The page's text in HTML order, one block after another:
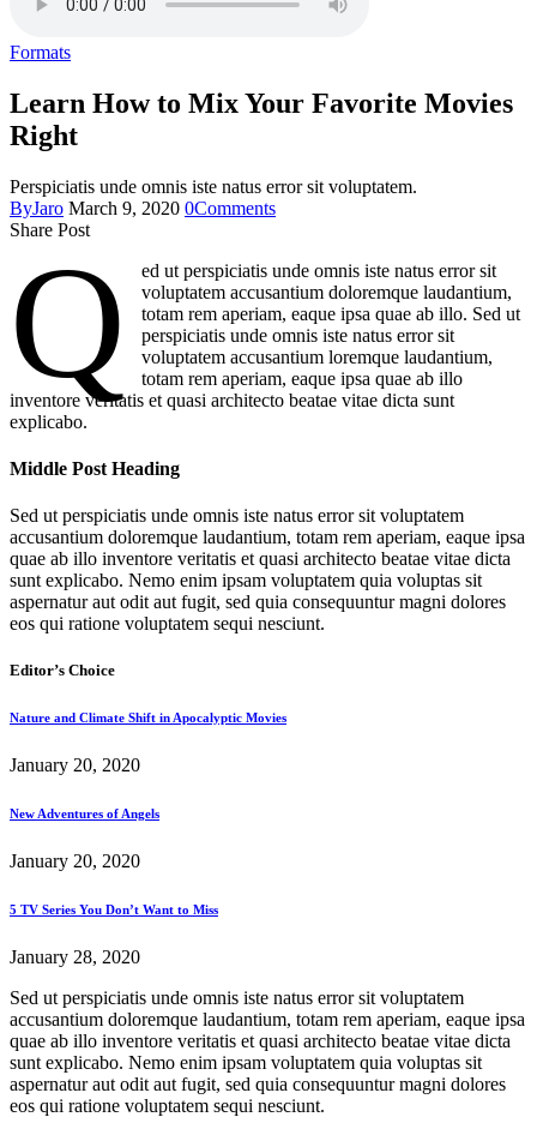
Formats
Learn How to Mix Your Favorite Movies
Right
Perspiciatis unde omnis iste natus error sit voluptatem.
ByJaro March 9, 2020 0Comments
Share Post
Q
ed ut perspiciatis unde omnis iste natus error sit
voluptatem accusantium doloremque laudantium,
totam rem aperiam, eaque ipsa quae ab illo. Sed ut
perspiciatis unde omnis iste natus error sit
voluptatem accusantium loremque laudantium,
totam rem aperiam, eaque ipsa quae ab illo
inventore veritatis et quasi architecto beatae vitae dicta sunt
explicabo.
Middle Post Heading
Sed ut perspiciatis unde omnis iste natus error sit voluptatem
accusantium doloremque laudantium, totam rem aperiam, eaque ipsa
quae ab illo inventore veritatis et quasi architecto beatae vitae dicta
sunt explicabo. Nemo enim ipsam voluptatem quia voluptas sit
aspernatur aut odit aut fugit, sed quia consequuntur magni dolores
eos qui ratione voluptatem sequi nesciunt.
Editor’s Choice
Nature and Climate Shift in Apocalyptic Movies
January 20, 2020
New Adventures of Angels
January 20, 2020
5 TV Series You Don’t Want to Miss
January 28, 2020
Sed ut perspiciatis unde omnis iste natus error sit voluptatem
accusantium doloremque laudantium, totam rem aperiam, eaque ipsa
quae ab illo inventore veritatis et quasi architecto beatae vitae dicta
sunt explicabo. Nemo enim ipsam voluptatem quia voluptas sit
aspernatur aut odit aut fugit, sed quia consequuntur magni dolores
eos qui ratione voluptatem sequi nesciunt.